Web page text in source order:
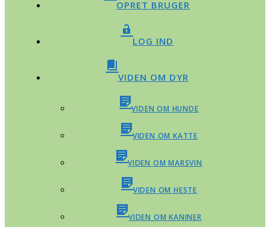
OPRET BRUGER
LOG IND
VIDEN OM DYR
VIDEN OM HUNDE
VIDEN OM KATTE
VIDEN OM MARSVIN
VIDEN OM HESTE
VIDEN OM KANINER